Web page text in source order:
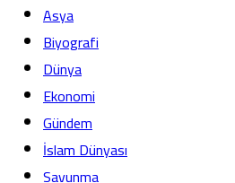
Asya
Biyografi
Dünya
Ekonomi
Gündem
İslam Dünyası
Savunma